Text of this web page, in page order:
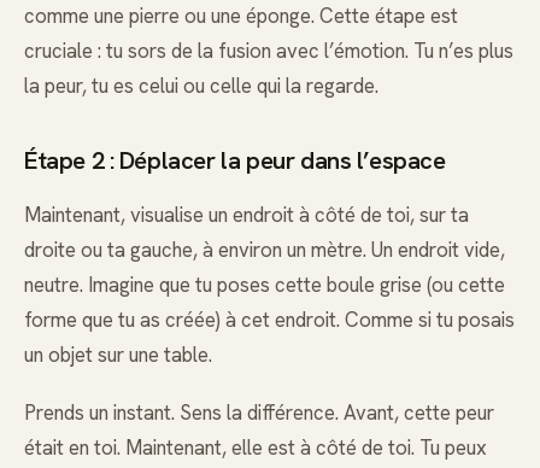
comme une pierre ou une éponge. Cette étape est
cruciale : tu sors de la fusion avec l’émotion. Tu n’es plus
la peur, tu es celui ou celle qui la regarde.
Étape 2 : Déplacer la peur dans l’espace
Maintenant, visualise un endroit à côté de toi, sur ta
droite ou ta gauche, à environ un mètre. Un endroit vide,
neutre. Imagine que tu poses cette boule grise (ou cette
forme que tu as créée) à cet endroit. Comme si tu posais
un objet sur une table.
Prends un instant. Sens la différence. Avant, cette peur
était en toi. Maintenant, elle est à côté de toi. Tu peux